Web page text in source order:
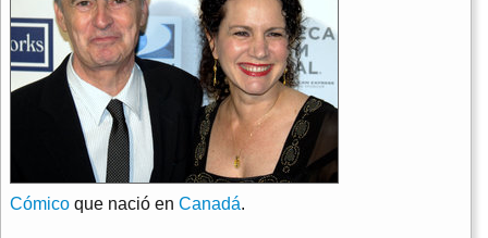
Cómico que nació en Canadá.